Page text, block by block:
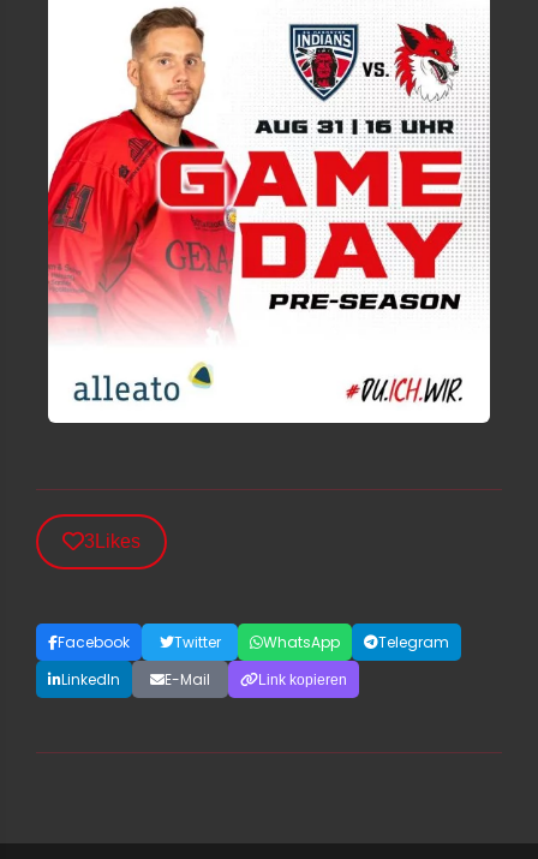
3Likes
Facebook Twitter WhatsApp
Telegram
LinkedIn
E-Mail Link kopieren